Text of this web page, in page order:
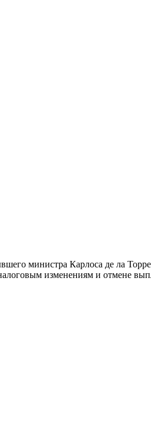
министра Карлоса де ла
изменениям и отмене